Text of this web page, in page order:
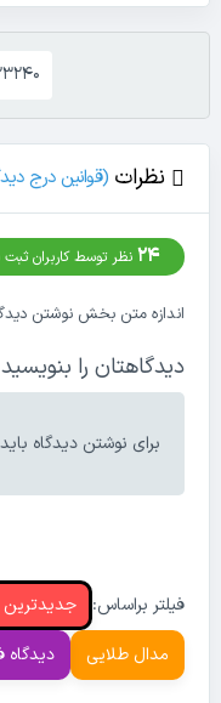
نظرات (قوانین درج
24 نظر توسط کاربران
اندازه متن بخش نوشتن
دیدگاهتان را بنویسید
برای نوشتن دیدگاه باید
فیلتر براساس: جدیدترین
مدال طلایی
دیدگاه